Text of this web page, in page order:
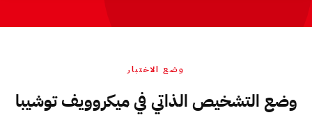
وضع الاختبار
وضع التشخيص الذاتي في ميكروويف توشيبا